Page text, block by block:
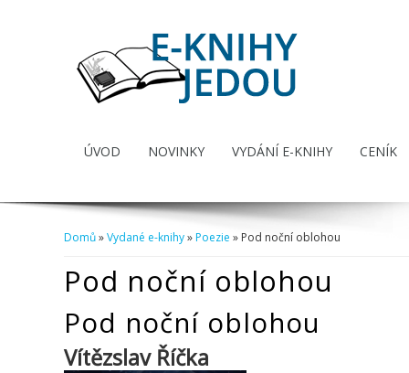
ÚVOD NOVINKY VYDÁNÍ E-KNIHY CENÍK
Domů»Vydané e-knihy»Poezie » Pod noční oblohou
Pod noční oblohou
Pod noční oblohou
Vítězslav Říčka